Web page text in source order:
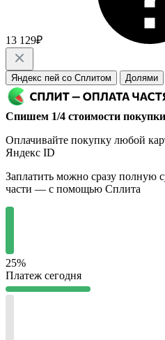
13 129₽
Яндекс пей со Сплитом Долями
Спишем 1/4 стоимости
Оплачивайте покупку любой
Яндекс ID
Заплатить можно сразу полную
части — с помощью Сплита
25%
Платеж сегодня